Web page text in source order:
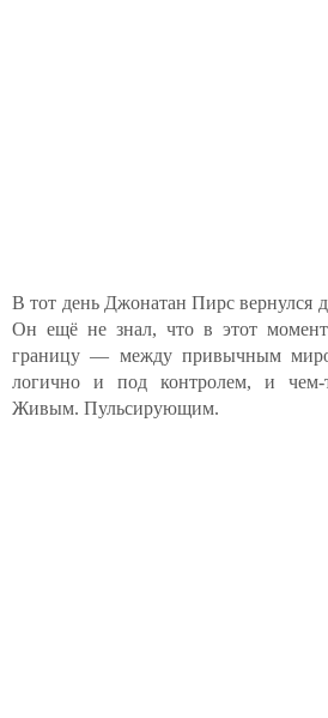
В тот день Джонатан Пирс вернулся
Он ещё не знал, что в этот
границу — между привычным
логично и под контролем, и
Живым. Пульсирующим.